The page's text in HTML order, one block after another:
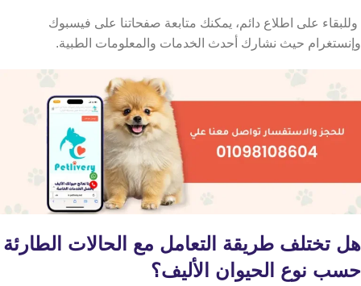
وللبقاء على اطلاع دائم، يمكنك متابعة صفحاتنا على فيسبوك
وإنستغرام حيث نشارك أحدث الخدمات والمعلومات الطبية.
هل تختلف طريقة التعامل مع الحالات الطارئة
حسب نوع الحيوان الأليف؟